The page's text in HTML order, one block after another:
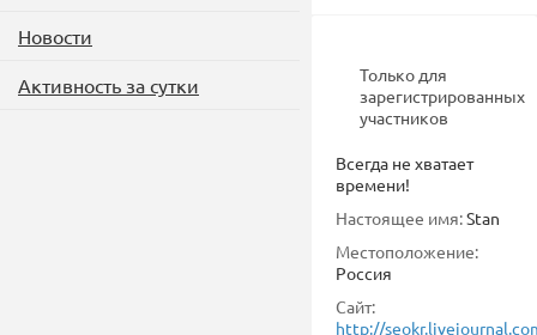
Новости
Активность за сутки
Только для
зарегистрированных
участников
Всегда не хватает
времени!
Настоящее имя:Stan
Местоположение:
Россия
Сайт:
http://